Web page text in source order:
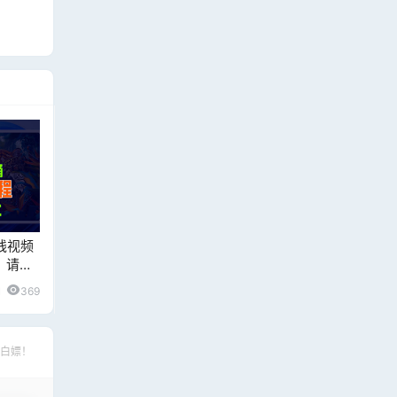
视频
请低
址369
嫖！